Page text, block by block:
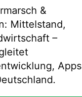
&
Mittelstand,
–
Apps